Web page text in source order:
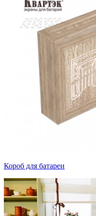
Короб для батареи